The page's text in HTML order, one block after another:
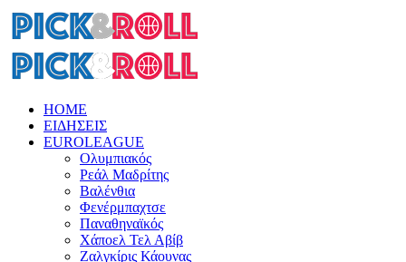
HOME
ΕΙΔΗΣΕΙΣ
EUROLEAGUE
Ολυμπιακός
Ρεάλ Μαδρίτης
Βαλένθια
Φενέρμπαχτσε
Παναθηναϊκός
Χάποελ Τελ Αβίβ
Ζαλγκίρις Κάουνας